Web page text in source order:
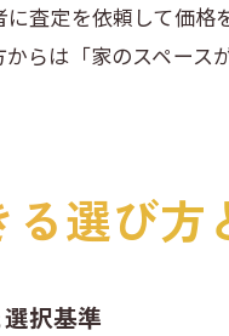
査定を依頼して価
らは「家のスペー
選び方
択基準